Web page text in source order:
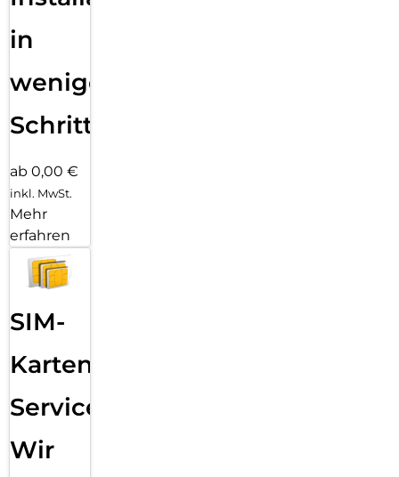
in
wenigen
Schritten
ab 0,00 €
inkl. MwSt.
Mehr
erfahren
SIM-
Karten
Service:
Wir